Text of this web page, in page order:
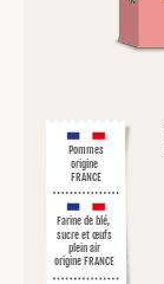
Pommes
origine
FRANCE
Farine de blé,
sucre et œufs
plein air
origine FRANCE